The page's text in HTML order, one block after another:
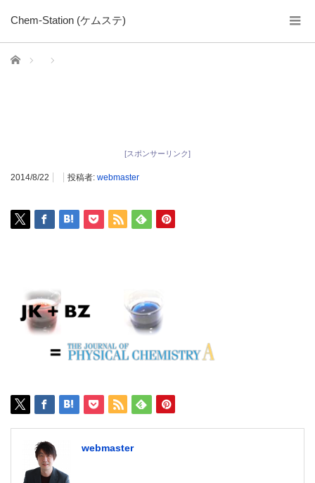
Chem-Station (ケムステ)
ホーム
[スポンサーリンク]
2014/8/22 投稿者: webmaster
webmaster